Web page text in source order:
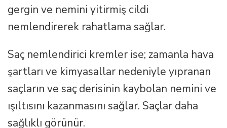
gergin ve nemini yitirmiş cildi
nemlendirerek rahatlama sağlar.
Saç nemlendirici kremler ise; zamanla hava
şartları ve kimyasallar nedeniyle yıpranan
saçların ve saç derisinin kaybolan nemini ve
ışıltısını kazanmasını sağlar. Saçlar daha
sağlıklı görünür.